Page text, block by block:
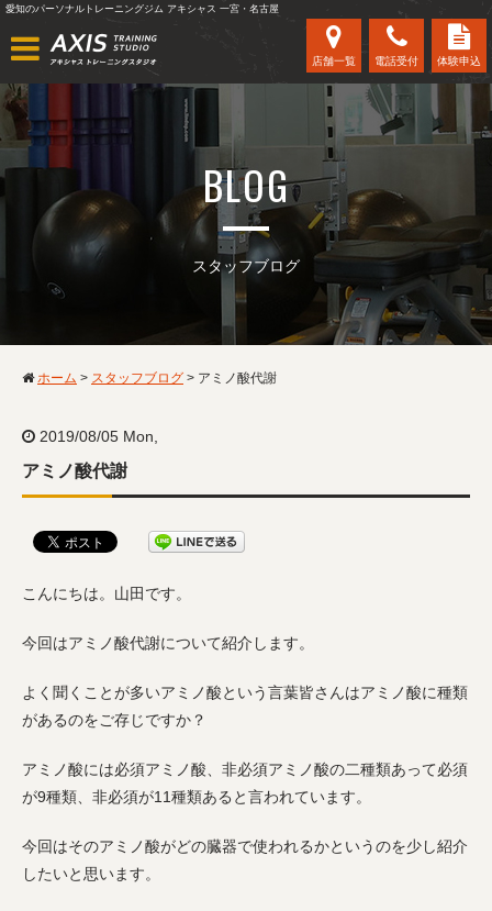
愛知のパーソナルトレーニングジム アキシャス 一宮・名古屋
店舗一覧 電話受付 体験申込
BLOG
スタッフブログ
ホーム > スタッフブログ > アミノ酸代謝
2019/08/05 Mon,
アミノ酸代謝
こんにちは。山田です。
今回はアミノ酸代謝について紹介します。
よく聞くことが多いアミノ酸という言葉皆さんはアミノ酸に種類
があるのをご存じですか？
アミノ酸には必須アミノ酸、非必須アミノ酸の二種類あって必須
が9種類、非必須が11種類あると言われています。
今回はそのアミノ酸がどの臓器で使われるかというのを少し紹介
したいと思います。